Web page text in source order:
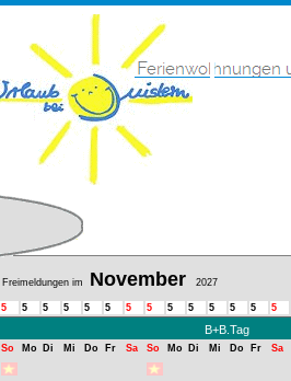
Freimeldungen im November 2027
5 5 5 5 5 5 5 5 5 5 5 5 5 5
B+B.Tag
So Mo Di Mi Do Fr Sa So Mo Di Mi Do Fr Sa